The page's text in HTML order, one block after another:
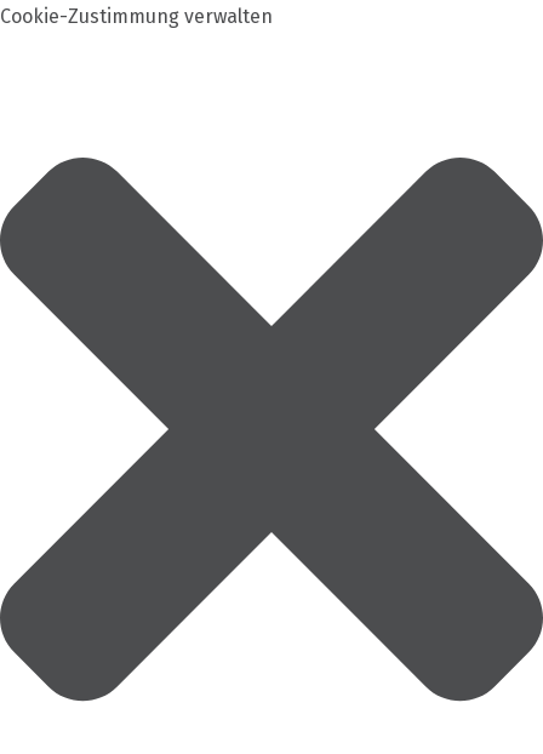
Cookie-Zustimmung verwalten